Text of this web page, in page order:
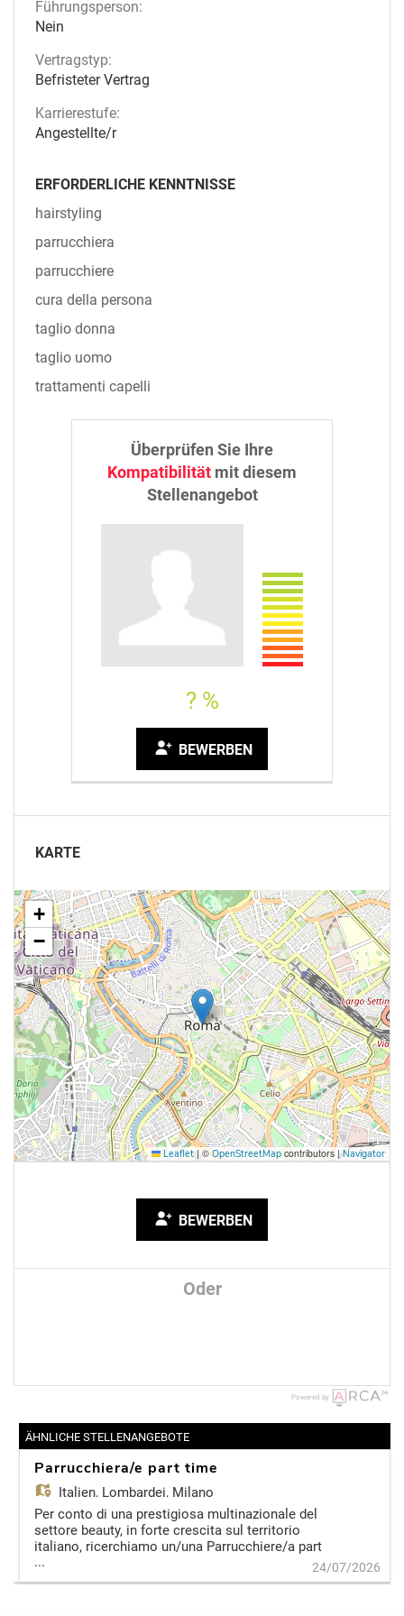
Führungsperson:
Nein
Vertragstyp:
Befristeter Vertrag
Karrierestufe:
Angestellte/r
ERFORDERLICHE KENNTNISSE
hairstyling
parrucchiera
parrucchiere
cura della persona
taglio donna
taglio uomo
trattamenti capelli
Überprüfen Sie Ihre
Kompatibilität mit diesem
Stellenangebot
? %
BEWERBEN
KARTE
+
−
Leaflet |©OpenStreetMap contributors |Navigator
BEWERBEN
Oder
Powered by
ÄHNLICHE STELLENANGEBOTE
Parrucchiera/e part time
Italien, Lombardei, Milano
Per conto di una prestigiosa multinazionale del
settore beauty, in forte crescita sul territorio
italiano, ricerchiamo un/una Parrucchiere/a part
time da inserire stabilmente all'interno di un
punto vendita esclusivo a Milano (zona centro).
... 24/07/2026